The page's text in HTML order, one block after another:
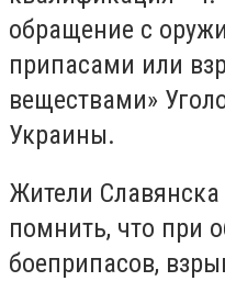
обращение с
припасами или
веществами»
Украины.
Жители
помнить, что при
боеприпасов,